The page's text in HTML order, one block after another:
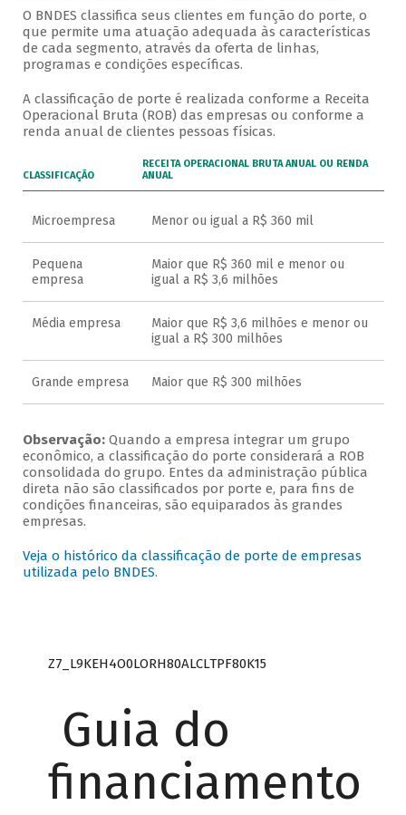
O BNDES classifica seus clientes em função do porte, o
que permite uma atuação adequada às características
de cada segmento, através da oferta de linhas,
programas e condições específicas.
A classificação de porte é realizada conforme a Receita
Operacional Bruta (ROB) das empresas ou conforme a
renda anual de clientes pessoas físicas.
CLASSIFICAÇÃO
RECEITA OPERACIONAL BRUTA ANUAL OU RENDA
ANUAL
Microempresa Menor ou igual a R$ 360 mil
Pequena
empresa
Maior que R$ 360 mil e menor ou
igual a R$ 3,6 milhões
Média empresa
Maior que R$ 3,6 milhões e menor ou
igual a R$ 300 milhões
Grande empresa Maior que R$ 300 milhões
Observação:Quando a empresa integrar um grupo
econômico, a classificação do porte considerará a ROB
consolidada do grupo. Entes da administração pública
direta não são classificados por porte e, para fins de
condições financeiras, são equiparados às grandes
empresas.
Veja o histórico da classificação de porte de empresas
utilizada pelo BNDES.
Z7_L9KEH4O0LORH80ALCLTPF80K15
Guia do
financiamento